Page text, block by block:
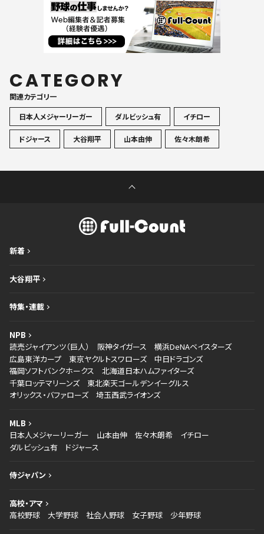
CATEGORY
関連カテゴリ一
日本人メジャーリーガー
ダルビッシュ有 イチロー
ドジャース 大谷翔平 山本由伸 佐々木朗希
新着
大谷翔平
特集・連載
NPB
読売ジャイアンツ（巨人）
阪神タイガース
横浜DeNAベイスターズ
広島東洋カープ
東京ヤクルトスワローズ
中日ドラゴンズ
福岡ソフトバンクホークス
北海道日本ハムファイターズ
千葉ロッテマリーンズ
東北楽天ゴールデンイーグルス
オリックス・バファローズ
埼玉西武ライオンズ
MLB
日本人メジャーリーガー
山本由伸 佐々木朗希
イチロー
ダルビッシュ有
ドジャース
侍ジャパン
高校・アマ
高校野球
大学野球 社会人野球 女子野球 少年野球